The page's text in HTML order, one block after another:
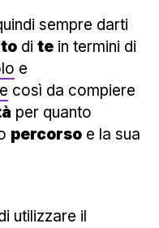
sempre darti
di te in termini di
e
così da compiere
per quanto
percorso e la sua
utilizzare il